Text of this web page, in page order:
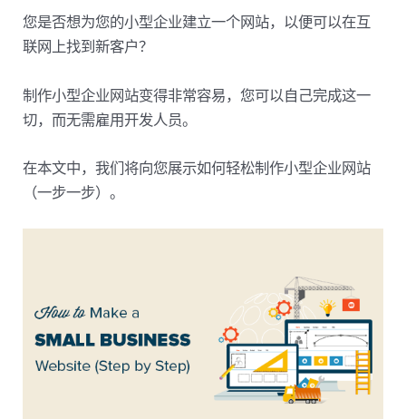
您是否想为您的小型企业建立一个网站，以便可以在互
联网上找到新客户？
制作小型企业网站变得非常容易，您可以自己完成这一
切，而无需雇用开发人员。
在本文中，我们将向您展示如何轻松制作小型企业网站
（一步一步）。